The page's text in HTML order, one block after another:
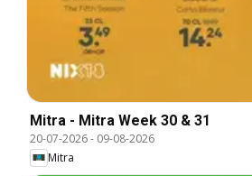
Mitra - Mitra Week 30 & 31
20-07-2026- 09-08-2026
Mitra